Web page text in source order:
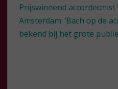
Prijswinnend accordeonist
Amsterdam: ‘Bach op de
bekend bij het grote